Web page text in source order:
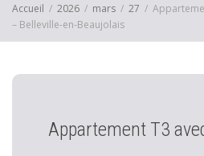
Accueil 2026 mars 27
– Belleville-en-Beaujolais
Appartement T3